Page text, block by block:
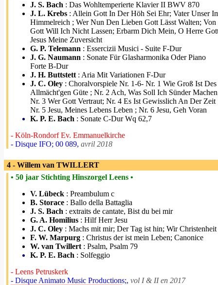
J. S. Bach : Das Wohltemperierte Klavier II BWV 870
J. L. Krebs : Allein Gott In Der Höh Sei Ehr; Vater Unser
Himmelreich ; Wer Nun Den Lieben Gott Lässt Walten; Von
Gott Will Ich Nicht Lassen; Erbarm Dich Mein, O Herre
Jesus Meine Zuversicht
G. P. Telemann : Essercizii Musici - Suite F-Dur
J. G. Naumann : Sonate Für Glasharmonika Oder Piano
Forte B-Dur
J. H. Buttstett : Aria Mit Variationen F-Dur
J. C. Oley : Choralvorspiele Nr. 1-6- Nr. 1 Wie Groß Ist Des
Allmächt'gen Güte ; Nr. 2 Ach, Was Soll Ich Sünder
Nr. 3 Wer Gott Vertraut; Nr. 4 Es Ist Gewisslich An Der Zeit
Nr. 5 Jesu, Meines Lebens Leben ; Nr. 6 Jesu, Geh Voran
K. P. E. Bach : Sonate C-Dur Wq 62,7
- Köln-Rondorf Ev. Emmanuelkirche
- Disque IFO; 00 089, avril 2018
4 - Willem van TWILLERT
• 50 jaar Stichting Hinszorgel Leens •
V. Lübeck : Preambulum c
B. Storace : Ballo della Battaglia
J. S. Bach : extraits de cantate, Bist du bei mir
G. A. Homilius : Hilf Herr Jesu
J. C. Oley : Machs mit mir; Der Tag ist hin; Wir Christenheit
F. W. Marpurg : Christus der ist mein Leben; Canonice
W. van Twillert : Psalm, Psalm 79
K. P. E. Bach : Solfeggio
- Leens Petruskerk
- Disque Animato Music Productions;, vol I & II en 2017